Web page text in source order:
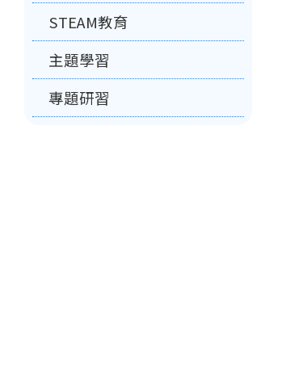
STEAM教育
主題學習
專題研習